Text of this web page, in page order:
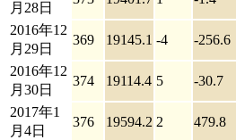
月28日
2016年12
月29日
369 19145.1 -4 -256.6
2016年12
月30日
374 19114.4 5 -30.7
2017年1
月4日
376 19594.2 2 479.8